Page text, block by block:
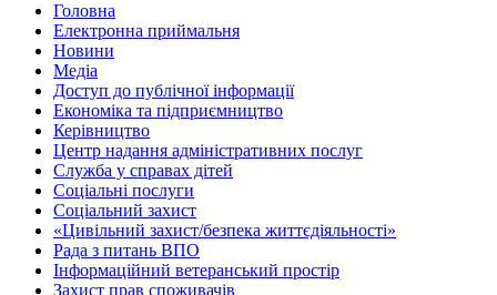
Головна
Електронна приймальня
Новини
Медіа
Доступ до публічної інформації
Економіка та підприємництво
Керівництво
Центр надання адміністративних послуг
Служба у справах дітей
Соціальні послуги
Соціальний захист
«Цивільний захист/безпека життєдіяльності»
Рада з питань ВПО
Інформаційний ветеранський простір
Захист прав споживачів